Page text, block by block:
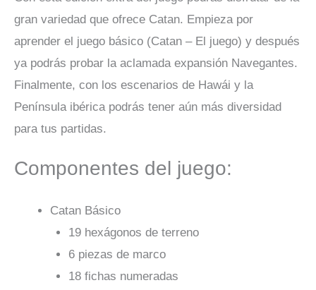
gran variedad que ofrece Catan. Empieza por
aprender el juego básico (Catan – El juego) y después
ya podrás probar la aclamada expansión Navegantes.
Finalmente, con los escenarios de Hawái y la
Península ibérica podrás tener aún más diversidad
para tus partidas.
Componentes del juego:
Catan Básico
19 hexágonos de terreno
6 piezas de marco
18 fichas numeradas